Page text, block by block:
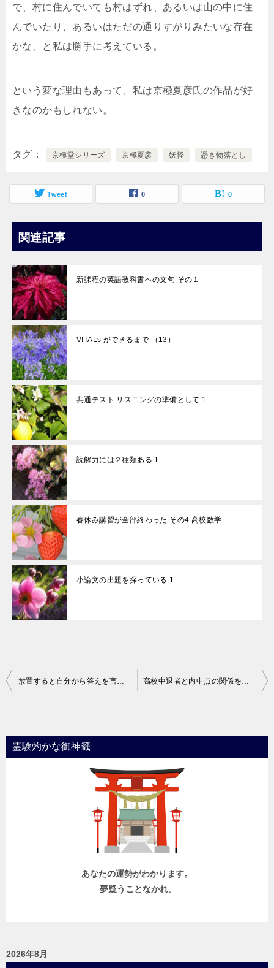
で、村に住んでいても村はずれ、あるいは山の中に住
んでいたり、あるいはただの通りすがりみたいな存在
かな、と私は勝手に考えている。
という変な理由もあって、私は京極夏彦氏の作品が好
きなのかもしれない。
タグ 京極堂シリーズ 京極夏彦 妖怪 憑き物落とし
Tweet 0 0
関連記事
新課程の英語教科書への文句 その１
VITALs ができるまで （13）
共通テスト リスニングの準備として 1
読解力には２種類ある 1
春休み講習が全部終わった その4 高校数学
小論文の出題を探っている 1
投
ビ
ゲ
放置すると自分から答えを言わない人になる 3 高校中退者と内申点の関係を考えてみた 1
霊験灼かな御神籤
あなたの運勢がわかります。
夢疑うことなかれ。
2026年8月